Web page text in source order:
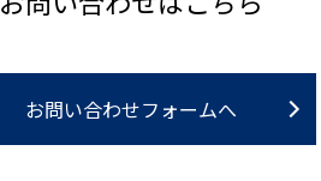
お問い合わせフォームへ